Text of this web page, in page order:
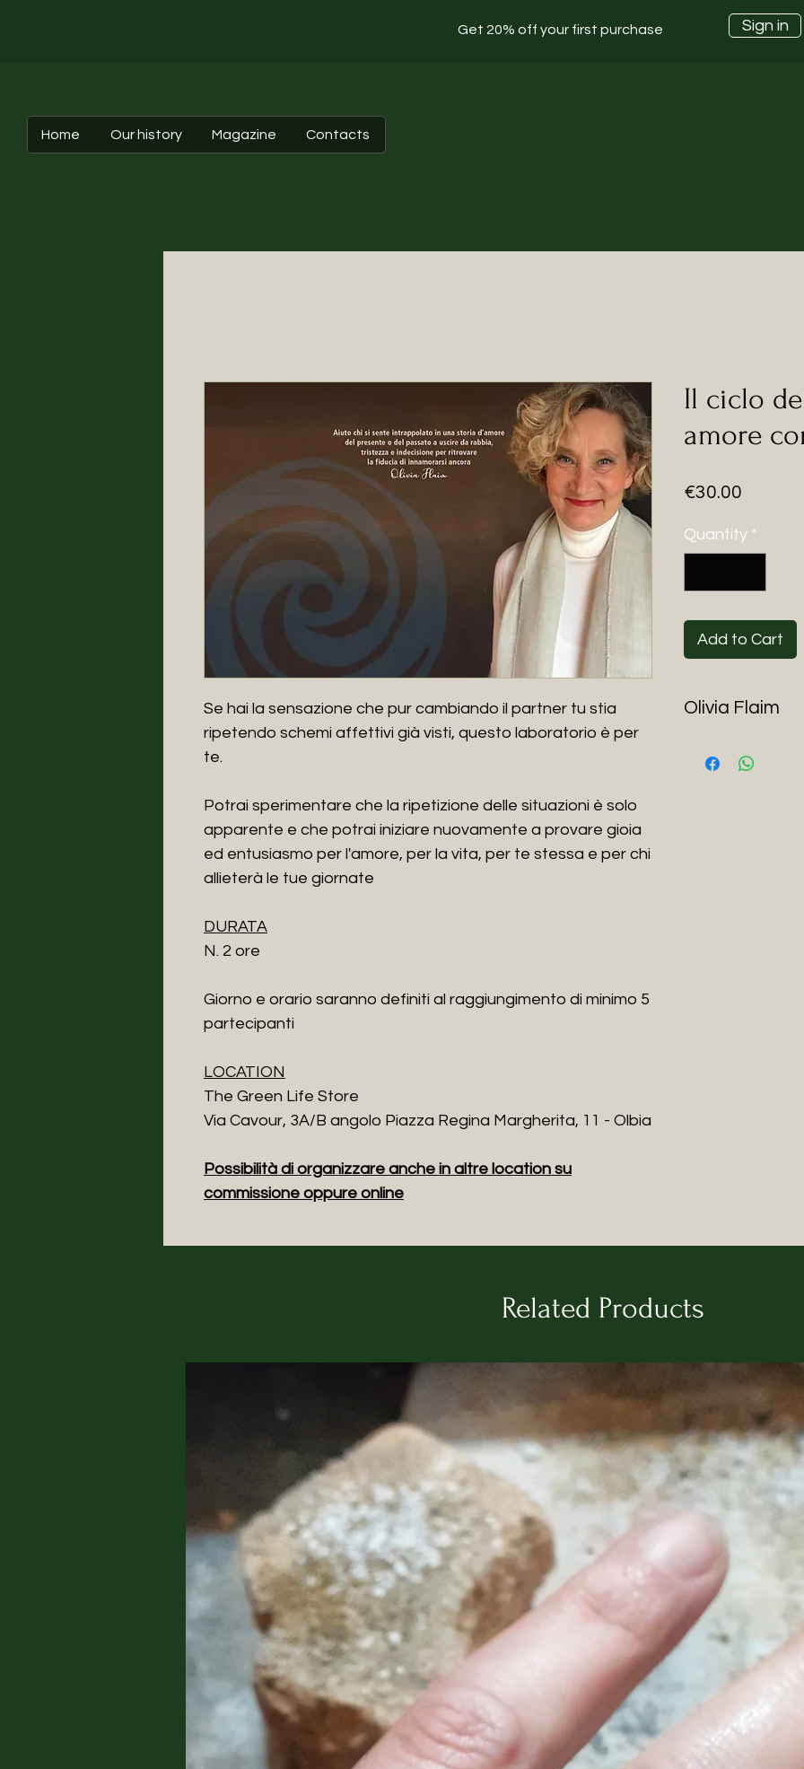
Get 20% off your first purchase Sign in
Home Our history Magazine Contacts
Se hai la sensazione che pur cambiando il partner tu stia
ripetendo schemi affettivi già visti, questo laboratorio è per
te.
Potrai sperimentare che la ripetizione delle situazioni è solo
apparente e che potrai iniziare nuovamente a provare gioia
ed entusiasmo per l'amore, per la vita, per te stessa e per chi
allieterà le tue giornate
DURATA
N. 2 ore
Giorno e orario saranno definiti al raggiungimento di minimo 5
partecipanti
LOCATION
The Green Life Store
Via Cavour, 3A/B angolo Piazza Regina Margherita, 11 - Olbia
Possibilità di organizzare anche in altre location su
commissione oppure online
Il ciclo
amore
€30.00
Quantity *
Add to Cart
Olivia Flaim
Autrice dei libri
Related Products